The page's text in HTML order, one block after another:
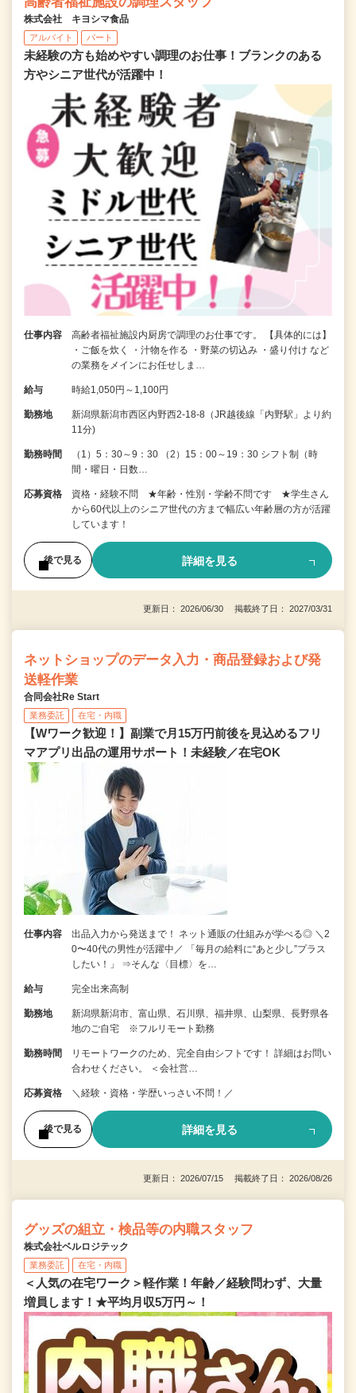
株式会社 キヨシマ食品
アルバイト パート
未経験の方も始めやすい調理のお仕事！ブランクのある
方やシニア世代が活躍中！
仕事内容
高齢者福祉施設内厨房で調理のお仕事です。 【具体的には】
・ご飯を炊く ・汁物を作る ・野菜の切込み ・盛り付け など
の業務をメインにお任せしま…
給与 時給1,050円～1,100円
勤務地
新潟県新潟市西区内野西2-18-8（JR越後線「内野駅」より約
11分)
勤務時間
（1）5：30～9：30 （2）15：00～19：30 シフト制（時
間・曜日・日数…
応募資格
資格・経験不問 ★年齢・性別・学齢不問です ★学生さん
から60代以上のシニア世代の方まで幅広い年齢層の方が活躍
しています！
後で見る 詳細を見る
更新日： 2026/06/30 掲載終了日： 2027/03/31
ネットショップのデータ入力・商品登録および発
送軽作業
合同会社Re Start
業務委託 在宅・内職
【Wワーク歓迎！】副業で月15万円前後を見込めるフリ
マアプリ出品の運用サポート！未経験／在宅OK
仕事内容
出品入力から発送まで！ ネット通販の仕組みが学べる◎ ＼2
0〜40代の男性が活躍中／ 「毎月の給料に“あと少し”プラス
したい！」 ⇒そんな〈目標〉を…
給与 完全出来高制
勤務地
新潟県新潟市、富山県、石川県、福井県、山梨県、長野県各
地のご自宅 ※フルリモート勤務
勤務時間
リモートワークのため、完全自由シフトです！ 詳細はお問い
合わせください。 ＜会社営…
応募資格 ＼経験・資格・学歴いっさい不問！／
後で見る 詳細を見る
更新日： 2026/07/15 掲載終了日： 2026/08/26
グッズの組立・検品等の内職スタッフ
株式会社ベルロジテック
業務委託 在宅・内職
＜人気の在宅ワーク＞軽作業！年齢／経験問わず、大量
増員します！★平均月収5万円～！